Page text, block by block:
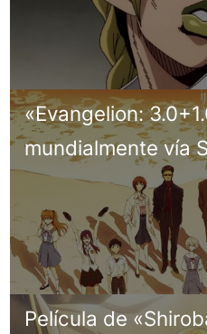
«Evangelion:
mundialmente vía
Película de